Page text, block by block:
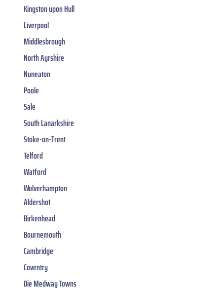
Kingston upon Hull
Liverpool
Middlesbrough
North Ayrshire
Nuneaton
Poole
Sale
South Lanarkshire
Stoke-on-Trent
Telford
Watford
Wolverhampton
Aldershot
Birkenhead
Bournemouth
Cambridge
Coventry
Die Medway Towns